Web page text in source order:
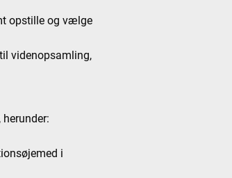
opstille og vælge
videnopsamling,
i